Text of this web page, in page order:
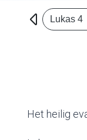
Lukas 4
Het heilig